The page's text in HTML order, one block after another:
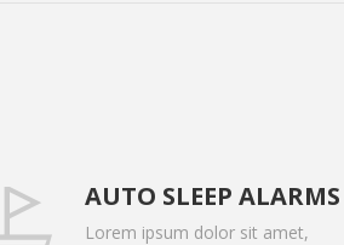
AUTO SLEEP ALARMS
Lorem ipsum dolor sit amet,